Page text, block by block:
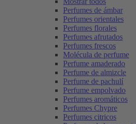
Perfumes de ámbar
Perfumes orientales
Perfumes florales
Perfumes afrutados
Perfumes frescos
Molécula de perfume
Perfume amaderado
Perfume de almizcle
Perfume de pachulí
Perfume empolvado
Perfumes aromáticos
Perfumes Chypre
Perfumes citricos